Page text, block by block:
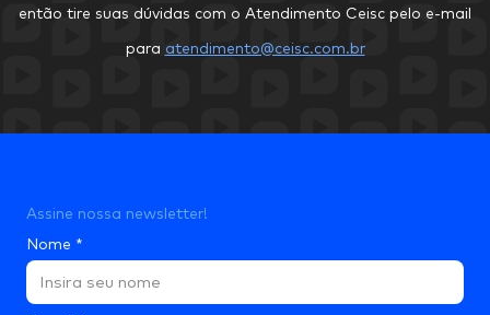
então tire suas dúvidas com o Atendimento Ceisc pelo e-mail
para atendimento@ceisc.com.br
Assine nossa newsletter!
Nome *